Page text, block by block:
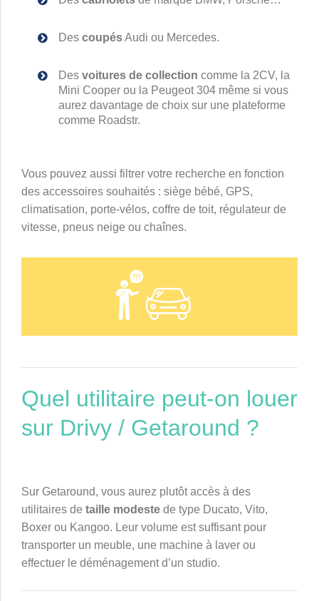
Des coupésAudi ou Mercedes.
Des voitures de collection comme la 2CV, la
Mini Cooper ou la Peugeot 304 même si vous
aurez davantage de choix sur une plateforme
comme Roadstr.
Vous pouvez aussi filtrer votre recherche en fonction
des accessoires souhaités : siège bébé, GPS,
climatisation, porte-vélos, coffre de toit, régulateur de
vitesse, pneus neige ou chaînes.
Quel utilitaire peut-on louer
sur Drivy / Getaround ?
Sur Getaround, vous aurez plutôt accès à des
utilitaires de taille modeste de type Ducato, Vito,
Boxer ou Kangoo. Leur volume est suffisant pour
transporter un meuble, une machine à laver ou
effectuer le déménagement d’un studio.